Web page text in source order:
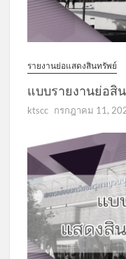
รายงานย่อแสดงสินทรัพย์
แบบรายงานย่อสิ
ktscc กรกฎาคม 11,